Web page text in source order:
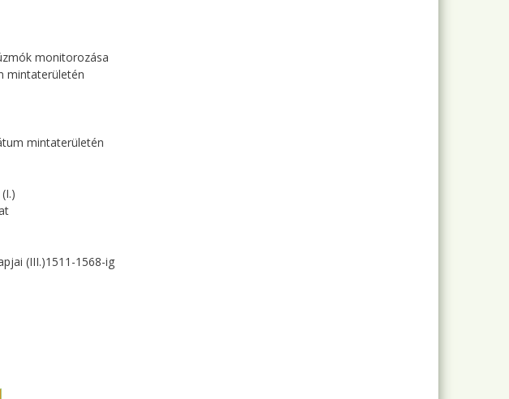
monitorozása
mintaterületén
mintaterületén
(III.)1511-1568-ig